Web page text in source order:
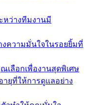
หว่างทีมงานมี
ความมั่นใจในรอยยิ้มที่
เลือกเพื่องานสุดพิเศษ
ยุที่ให้การดูแลอย่าง